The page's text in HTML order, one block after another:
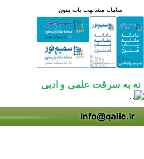
سامانه مشابهت یاب متون
نه به سرقت علمی و ادبی